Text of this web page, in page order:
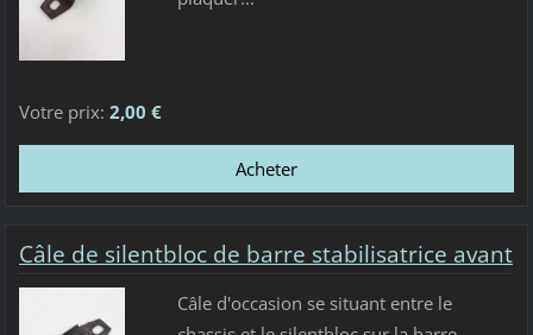
Votre prix: 2,00 €
Câle de silentbloc de barre stabilisatrice avant
Câle d'occasion se situant entre le